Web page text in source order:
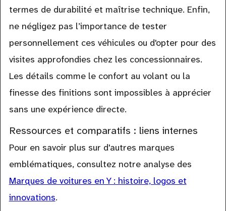
termes de durabilité et maîtrise technique. Enfin,
ne négligez pas l’importance de tester
personnellement ces véhicules ou d'opter pour des
visites approfondies chez les concessionnaires.
Les détails comme le confort au volant ou la
finesse des finitions sont impossibles à apprécier
sans une expérience directe.
Ressources et comparatifs : liens internes
Pour en savoir plus sur d'autres marques
emblématiques, consultez notre analyse des
Marques de voitures en Y : histoire, logos et
innovations.